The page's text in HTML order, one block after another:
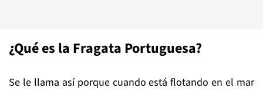
¿Qué es la Fragata Portuguesa?
Se le llama así porque cuando está flotando en el mar